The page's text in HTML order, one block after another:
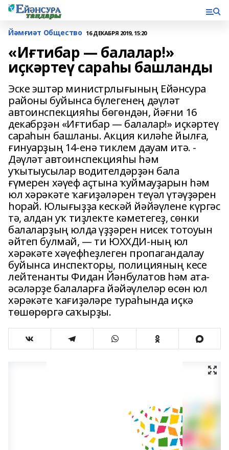
Йәмғиәт Общество 16 ДЕКАБРЯ 2019, 15:20
«Иғтибар — балалар!»
иҫкәртеү сараһы башланды
Эске эштәр министрлығының Ейәнсура
районы буйынса бүлегенең дәүләт
автоинспекцияһы бөгөндән, йәғни 16
декабрҙән «Иғтибар — балалар!» иҫкәртеү
сараһын башланы. Акция киләһе йылға,
ғинуарҙың 14-енә тиклем дауам итә. -
Дәүләт автоинспекцияһы һәм
уҡытыусылар водителдәрҙән бала
ғүмерен хәүеф аҫтына ҡуймауҙарын һәм
юл хәрәкәте ҡағиҙәләрен теүәл үтәүҙәрен
һорай. Юлығыҙҙа кескәй йәйәүлене күргәс
тә, алдан уҡ тиҙлекте кәметегеҙ, сөнки
балаларҙың юлда үҙҙәрен нисек тотоуын
әйтеп булмай, — ти ЮХХДИ-ның юл
хәрәкәте хәүефһеҙлеген пропагандалау
буйынса инспекторы, полицияның кесе
лейтенанты Фидан Йәнбулатов һәм ата-
әсәләрҙе балаларға йәйәүлеләр өсөн юл
хәрәкәте ҡағиҙәләре тураһында иҫкә
төшөрөргә саҡырҙы.